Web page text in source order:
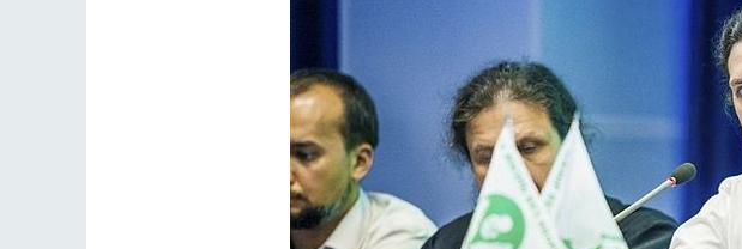
Разлуки не будет
Фредерика де Грааф Как найти своё место в жизни
Кирилл Мурышев